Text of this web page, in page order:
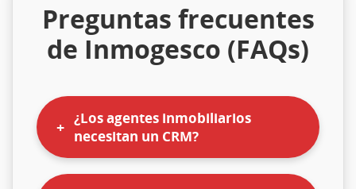
Preguntas frecuentes
de Inmogesco (FAQs)
¿Los agentes inmobiliarios
necesitan un CRM?